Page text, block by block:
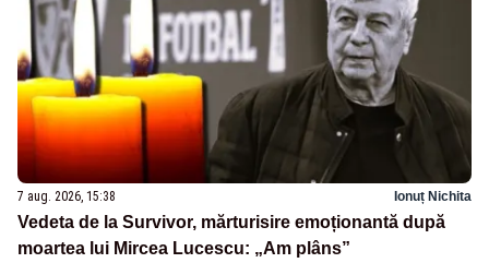
7 aug. 2026, 15:38 Ionuț Nichita
Vedeta de la Survivor, mărturisire emoționantă după
moartea lui Mircea Lucescu: „Am plâns”